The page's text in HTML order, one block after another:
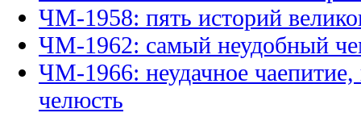
ЧМ-1958: пять историй
ЧМ-1962: самый неудобный
ЧМ-1966: неудачное
челюсть